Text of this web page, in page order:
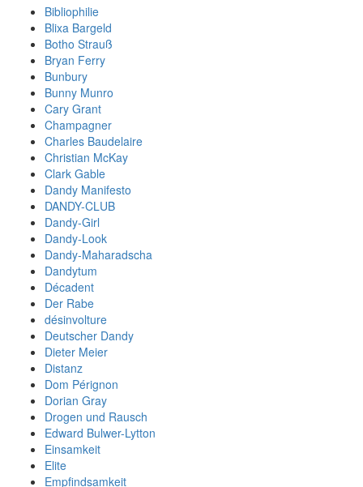
Bibliophilie
Blixa Bargeld
Botho Strauß
Bryan Ferry
Bunbury
Bunny Munro
Cary Grant
Champagner
Charles Baudelaire
Christian McKay
Clark Gable
Dandy Manifesto
DANDY-CLUB
Dandy-Girl
Dandy-Look
Dandy-Maharadscha
Dandytum
Décadent
Der Rabe
désinvolture
Deutscher Dandy
Dieter Meier
Distanz
Dom Pérignon
Dorian Gray
Drogen und Rausch
Edward Bulwer-Lytton
Einsamkeit
Elite
Empfindsamkeit